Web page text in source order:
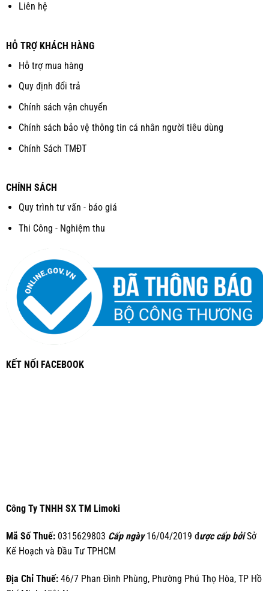
Liên hệ
HỖ TRỢ KHÁCH HÀNG
Hỗ trợ mua hàng
Quy định đổi trả
Chính sách vận chuyển
Chính sách bảo vệ thông tin cá nhân người tiêu dùng
Chính Sách TMĐT
CHÍNH SÁCH
Quy trình tư vấn - báo giá
Thi Công - Nghiệm thu
KẾT NỐI FACEBOOK
Công Ty TNHH SX TM Limoki
Mã Số Thuế:0315629803 Cấp ngày16/04/2019 được cấp bởiSở
Kế Hoạch và Đầu Tư TPHCM
Địa Chỉ Thuế:46/7 Phan Đình Phùng, Phường Phú Thọ Hòa, TP Hồ